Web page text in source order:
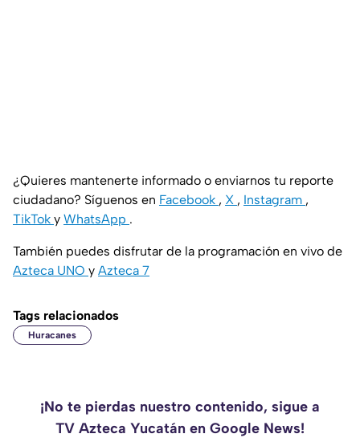
¿Quieres mantenerte informado o enviarnos tu reporte
ciudadano? Síguenos en Facebook , X , Instagram ,
TikTok y WhatsApp .
También puedes disfrutar de la programación en vivo de
Azteca UNO y Azteca 7
Tags relacionados
Huracanes
¡No te pierdas nuestro contenido, sigue a
TV Azteca Yucatán en Google News!